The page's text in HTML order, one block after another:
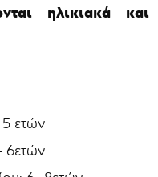
ηλικιακά και
ετών
6ετών